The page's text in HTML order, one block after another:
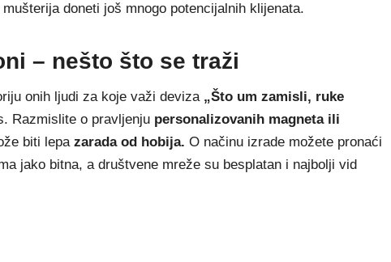
doneti još mnogo potencijalnih klijenata.
– nešto što se traži
onih ljudi za koje važi deviza „Što um zamisli, ruke
Razmislite o pravljenju personalizovanih magneta ili
biti lepa zarada od hobija. O načinu izrade možete pronaći
jako bitna, a društvene mreže su besplatan i najbolji vid